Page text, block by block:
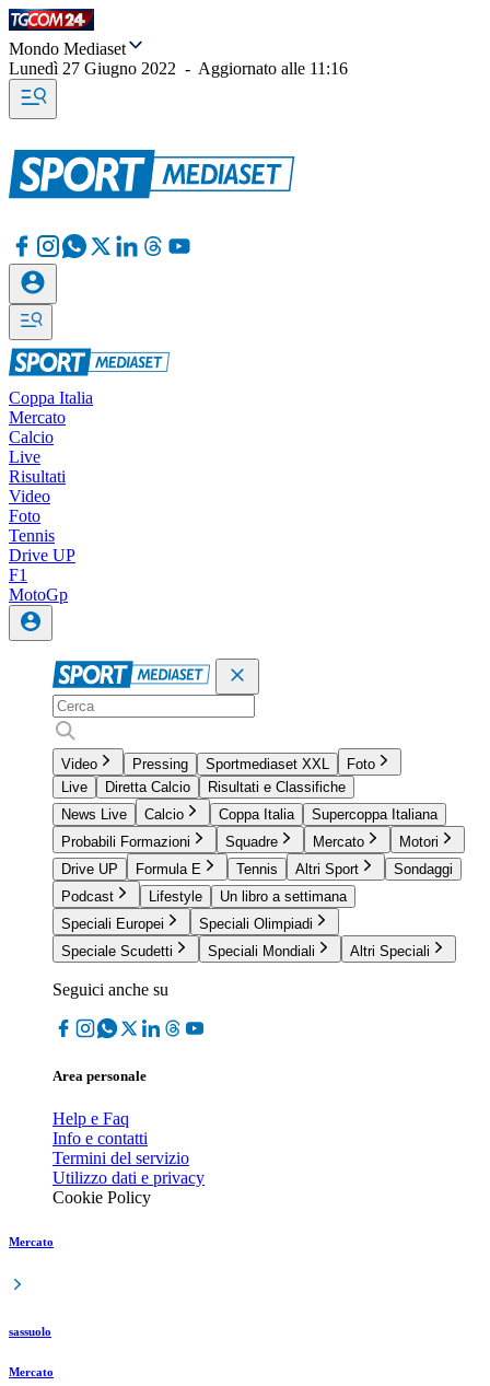
Mondo Mediaset
Lunedì 27 Giugno 2022 - Aggiornato alle 11:16
Coppa Italia
Mercato
Calcio
Live
Risultati
Video
Foto
Tennis
Drive UP
F1
MotoGp
Video Pressing Sportmediaset XXL
Foto
Live
Diretta Calcio
Risultati e Classifiche
News Live
Calcio Coppa Italia
Supercoppa Italiana
Probabili Formazioni
Squadre Mercato
Motori
Drive UP
Formula E Tennis Altri Sport
Sondaggi
Podcast
Lifestyle
Un libro a settimana
Speciali Europei
Speciali Olimpiadi
Speciale Scudetti
Speciali Mondiali Altri Speciali
Seguici anche su
Area personale
Help e Faq
Info e contatti
Termini del servizio
Utilizzo dati e privacy
Cookie Policy
Mercato
sassuolo
Mercato